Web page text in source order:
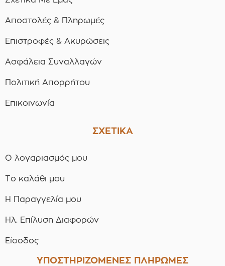
Αποστολές & Πληρωμές
Επιστροφές & Ακυρώσεις
Ασφάλεια Συναλλαγών
Πολιτική Απορρήτου
Επικοινωνία
ΣΧΕΤΙΚΑ
Ο λογαριασμός μου
Το καλάθι μου
Η Παραγγελία μου
Ηλ. Επίλυση Διαφορών
Είσοδος
ΥΠΟΣΤΗΡΙΖΟΜΕΝΕΣ ΠΛΗΡΩΜΕΣ